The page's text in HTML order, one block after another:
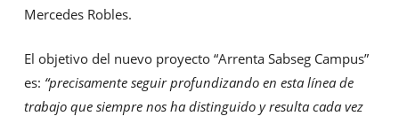
Mercedes Robles.
El objetivo del nuevo proyecto “Arrenta Sabseg Campus”
es: “precisamente seguir profundizando en esta línea de
trabajo que siempre nos ha distinguido y resulta cada vez